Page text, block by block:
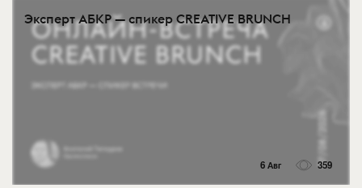
Эксперт АБКР — спикер CREATIVE BRUNCH
6 Авг 359